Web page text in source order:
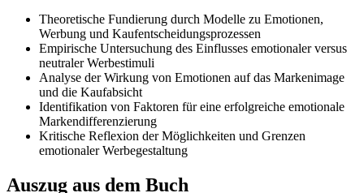
Theoretische Fundierung durch Modelle zu Emotionen,
Werbung und Kaufentscheidungsprozessen
Empirische Untersuchung des Einflusses emotionaler versus
neutraler Werbestimuli
Analyse der Wirkung von Emotionen auf das Markenimage
und die Kaufabsicht
Identifikation von Faktoren für eine erfolgreiche emotionale
Markendifferenzierung
Kritische Reflexion der Möglichkeiten und Grenzen
emotionaler Werbegestaltung
Auszug aus dem Buch